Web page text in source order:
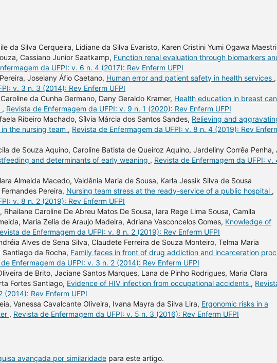
da Silva Cerqueira, Lidiane da Silva Evaristo, Karen Cristini Yumi Ogawa
Cassiano Junior Saatkamp, Function renal evaluation through biomarkers
da UFPI: v. 6 n. 4 (2017): Rev Enferm UFPI
Joselany Áfio Caetano, Human error and patient safety in health services ,
v. 3 n. 3 (2014): Rev Enferm UFPI
da Cunha Germano, Dany Geraldo Kramer, Health education in breast
, Revista de Enfermagem da UFPI: v. 9 n. 1 (2020): Rev Enferm UFPI
Ribeiro Machado, Sílvia Márcia dos Santos Sandes, Relieving and
the nursing team , Revista de Enfermagem da UFPI: v. 8 n. 4 (2019): Rev
de Souza Aquino, Caroline Batista de Queiroz Aquino, Jardeliny Corrêa Penha,
and determinants of early weaning , Revista de Enfermagem da UFPI: v.
Almeida Macedo, Valdênia Maria de Sousa, Karla Jessik Silva de Sousa
Pereira, Nursing team stress at the ready-service of a public hospital ,
v. 8 n. 2 (2019): Rev Enferm UFPI
Rhailane Caroline De Abreu Matos De Sousa, Iara Rege Lima Sousa, Camila
Maria Zelia de Araujo Madeira, Adriana Vasconcelos Gomes, Knowledge of
de Enfermagem da UFPI: v. 8 n. 2 (2019): Rev Enferm UFPI
Alves de Sena Silva, Claudete Ferreira de Souza Monteiro, Telma Maria
da Rocha, Family faces in front of drug addiction and incarceration
Enfermagem da UFPI: v. 3 n. 2 (2014): Rev Enferm UFPI
de Brito, Jaciane Santos Marques, Lana de Pinho Rodrigues, Maria Clara
Fortes Santiago, Evidence of HIV infection from occupational accidents ,
(2014): Rev Enferm UFPI
Vanessa Cavalcante Oliveira, Ivana Mayra da Silva Lira, Ergonomic risks in a
, Revista de Enfermagem da UFPI: v. 5 n. 3 (2016): Rev Enferm UFPI
avançada por similaridade para este artigo.